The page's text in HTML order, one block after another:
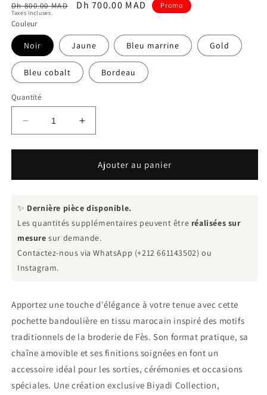
Prix
habituel
Dh 800.00 MAD
Prix
Dh 700.00 MAD Promo
Taxes incluses.
Couleur
Noir Jaune Bleu marrine Gold
Bleu cobalt Bordeau
Quantité
Réduire
la
quantité
have
Augmenter
la
quantité
have
Ajouter au panier
✨ Dernière pièce disponible.
Les quantités supplémentaires peuvent être réalisées sur
mesure sur demande.
Contactez-nous via WhatsApp (+212 661143502) ou
Instagram.
Apportez une touche d'élégance à votre tenue avec cette
pochette bandoulière en tissu marocain inspiré des motifs
traditionnels de la broderie de Fès. Son format pratique, sa
chaîne amovible et ses finitions soignées en font un
accessoire idéal pour les sorties, cérémonies et occasions
spéciales. Une création exclusive Biyadi Collection,